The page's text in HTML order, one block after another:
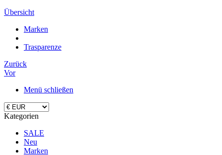
Übersicht
Marken
Trasparenze
Zurück
Vor
Menü schließen
Kategorien
SALE
Neu
Marken